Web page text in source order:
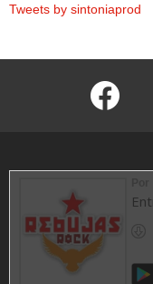
Tweets by sintoniaprod
facebook